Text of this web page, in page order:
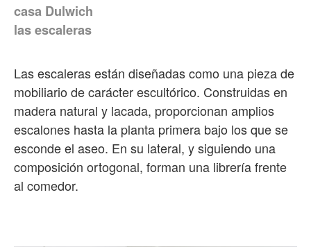
casa Dulwich
las escaleras
Las escaleras están diseñadas como una pieza de
mobiliario de carácter escultórico. Construidas en
madera natural y lacada, proporcionan amplios
escalones hasta la planta primera bajo los que se
esconde el aseo. En su lateral, y siguiendo una
composición ortogonal, forman una librería frente
al comedor.